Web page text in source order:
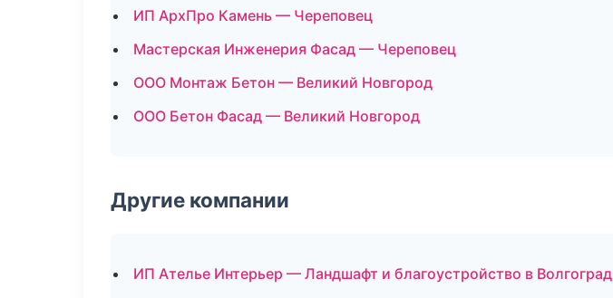
ИП АрхПро Камень — Череповец
Мастерская Инженерия Фасад — Череповец
ООО Монтаж Бетон — Великий Новгород
ООО Бетон Фасад — Великий Новгород
Другие компании
ИП Ателье Интерьер — Ландшафт и благоустройство в Волгоград